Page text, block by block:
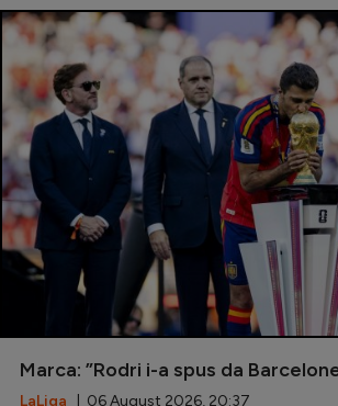
Marca: ”Rodri i-a spus da
LaLiga | 06 August 2026, 20:37